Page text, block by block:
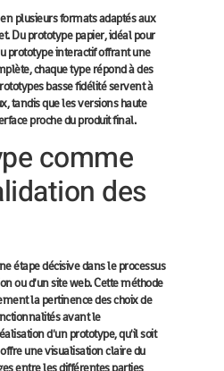
plusieurs formats adaptés aux
Du prototype papier, idéal pour
prototype interactif offrant une
chaque type répond à des
basse fidélité servent à
tandis que les versions haute
proche du produit final.
comme
des
étape décisive dans le processus
ou d'un site web. Cette méthode
la pertinence des choix de
avant le
d'un prototype, qu'il soit
une visualisation claire du